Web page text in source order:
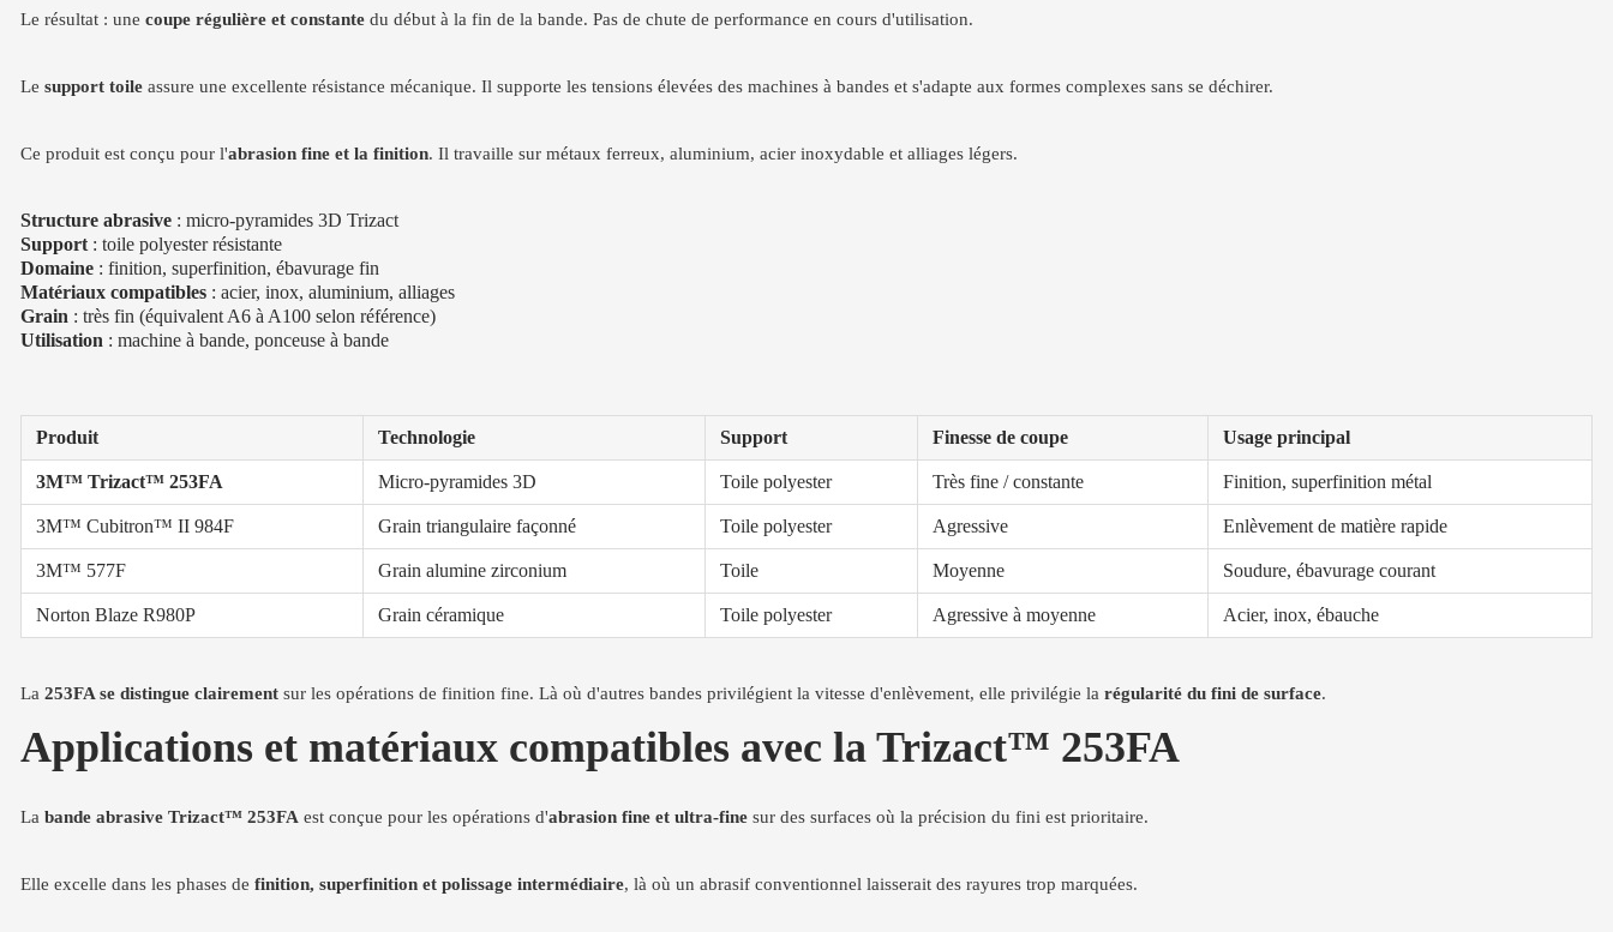
Le résultat : une coupe régulière et constante du début à la fin de la bande. Pas de chute de performance en cours d'utilisation.
Le support toile assure une excellente résistance mécanique. Il supporte les tensions élevées des machines à bandes et s'adapte aux formes complexes sans se déchirer.
Ce produit est conçu pour l'abrasion fine et la finition. Il travaille sur métaux ferreux, aluminium, acier inoxydable et alliages légers.
Structure abrasive : micro-pyramides 3D Trizact
Support : toile polyester résistante
Domaine : finition, superfinition, ébavurage fin
Matériaux compatibles : acier, inox, aluminium, alliages
Grain : très fin (équivalent A6 à A100 selon référence)
Utilisation : machine à bande, ponceuse à bande
Produit Technologie Support Finesse de coupe Usage principal
3M™ Trizact™ 253FA Micro-pyramides 3D Toile polyester Très fine / constante Finition, superfinition métal
3M™ Cubitron™ II 984F Grain triangulaire façonné Toile polyester Agressive Enlèvement de matière rapide
3M™ 577F Grain alumine zirconium Toile Moyenne Soudure, ébavurage courant
Norton Blaze R980P Grain céramique Toile polyester Agressive à moyenne Acier, inox, ébauche
La 253FA se distingue clairement sur les opérations de finition fine. Là où d'autres bandes privilégient la vitesse d'enlèvement, elle privilégie la régularité du fini de surface.
Applications et matériaux compatibles avec la Trizact™ 253FA
La bande abrasive Trizact™ 253FA est conçue pour les opérations d'abrasion fine et ultra-fine sur des surfaces où la précision du fini est prioritaire.
Elle excelle dans les phases de finition, superfinition et polissage intermédiaire, là où un abrasif conventionnel laisserait des rayures trop marquées.